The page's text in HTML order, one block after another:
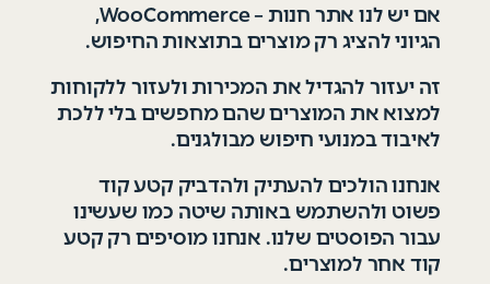
אם יש לנו אתר חנות – WooCommerce,
הגיוני להציג רק מוצרים בתוצאות החיפוש.
זה יעזור להגדיל את המכירות ולעזור ללקוחות
למצוא את המוצרים שהם מחפשים בלי ללכת
לאיבוד במנועי חיפוש מבולגנים.
אנחנו הולכים להעתיק ולהדביק קטע קוד
פשוט ולהשתמש באותה שיטה כמו שעשינו
עבור הפוסטים שלנו. אנחנו מוסיפים רק קטע
קוד אחר למוצרים.